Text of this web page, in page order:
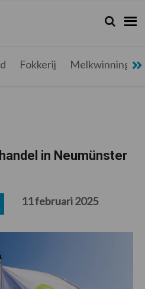
Zoeken...
Zoek
Fokkerij Melkwinning
in Neumünster
11 februari 2025